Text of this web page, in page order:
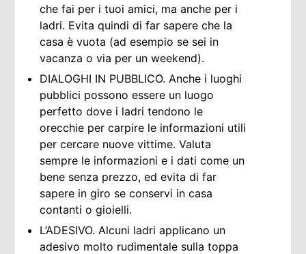
che fai per i tuoi amici, ma anche per i
ladri. Evita quindi di far sapere che la
casa è vuota (ad esempio se sei in
vacanza o via per un weekend).
DIALOGHI IN PUBBLICO. Anche i luoghi
pubblici possono essere un luogo
perfetto dove i ladri tendono le
orecchie per carpire le informazioni utili
per cercare nuove vittime. Valuta
sempre le informazioni e i dati come un
bene senza prezzo, ed evita di far
sapere in giro se conservi in casa
contanti o gioielli.
L’ADESIVO. Alcuni ladri applicano un
adesivo molto rudimentale sulla toppa